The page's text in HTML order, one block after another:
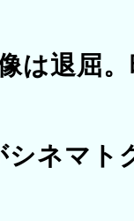
は退屈
シネマト